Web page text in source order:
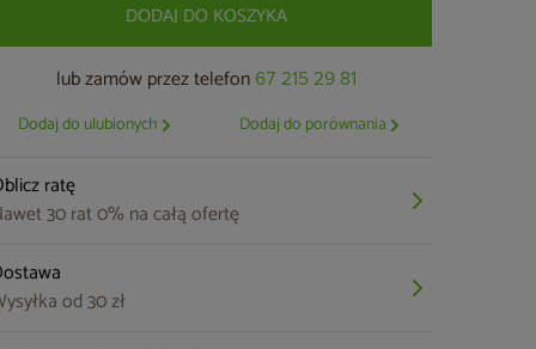
DODAJ DO KOSZYKA
lub zamów przez telefon 67 215 29 81
Dodaj do ulubionych Dodaj do porównania
ratę
30 rat 0% na całą ofertę
od 30 zł